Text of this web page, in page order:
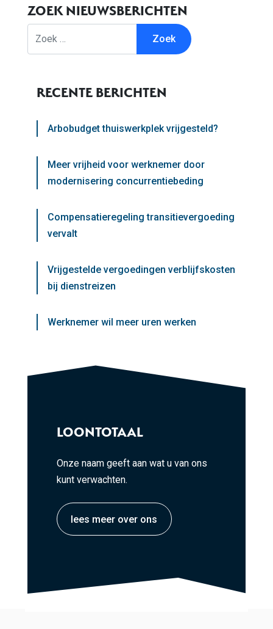
ZOEK NIEUWSBERICHTEN
RECENTE BERICHTEN
Arbobudget thuiswerkplek vrijgesteld?
Meer vrijheid voor werknemer door
modernisering concurrentiebeding
Compensatieregeling transitievergoeding
vervalt
Vrijgestelde vergoedingen verblijfskosten
bij dienstreizen
Werknemer wil meer uren werken
LOONTOTAAL
Onze naam geeft aan wat u van ons
kunt verwachten.
lees meer over ons